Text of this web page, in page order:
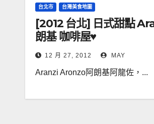
台北市 台灣美食地圖
[2012 台北] 日式甜點
朗基 咖啡屋♥
12 月 27, 2012 MAY
Aranzi Aronzo阿朗基阿龍佐，...